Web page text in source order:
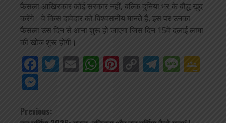
फैसला आखिरकार कोई सरकार नहीं, बल्कि दुनिया भर के बौद्ध खुद
करेंगे। वे किस दावेदार को विश्वसनीय मानते हैं, इस पर उनका
फैसला उस दिन से आना शुरू हो जाएगा जिस दिन 15वें दलाई लामा
की खोज शुरू होगी।
Facebook
Twitter
EmailWhatsApp
Pinterest
Copy
Continue
Previous: